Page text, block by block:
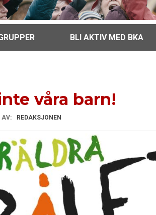
BLI AKTIV MED BKA
våra barn!
AV: REDAKSJONEN